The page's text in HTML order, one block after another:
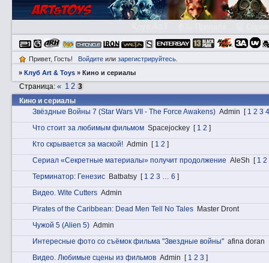
Привет, Гость! Войдитеили зарегистрируйтесь.
»Клуб Art & Toys »Кино и сериалы
Кино и сериалы
Страница:« 1 2 3
Звёздные Войны 7 (Star Wars VII - The Force Awakens) Admin [ 1 2 3 4
Что стоит за любимым фильмом Spacejockey [ 1 2 ]
Кто скрывается за маской! Admin [ 1 2 ]
Сериал «Секретные материалы» получит продолжение AleSh [ 1 2
Терминатор: Генезис Batbatsy [ 1 2 3 … 6 ]
Видeо. Wite Cutters Admin
Pirates of the Caribbean: Dead Men Tell No Tales Master Dront
Чужой 5 (Alien 5) Admin
Интересные фото со съёмок фильма "Звездные войны" afina doran
Видeо. Любимые сцены из фильмов Admin [ 1 2 3 ]